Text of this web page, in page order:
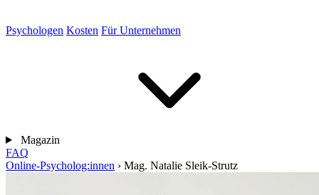
Psychologen Kosten Für Unternehmen
Magazin
FAQ
Online-Psycholog:innen › Mag. Natalie Sleik-Strutz